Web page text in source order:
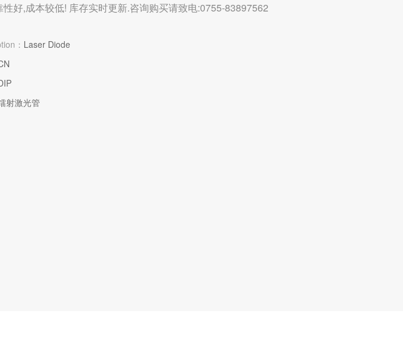
性好,成本较低! 库存实时更新.咨询购买请致电:0755-83897562
： Laser Diode
射激光管